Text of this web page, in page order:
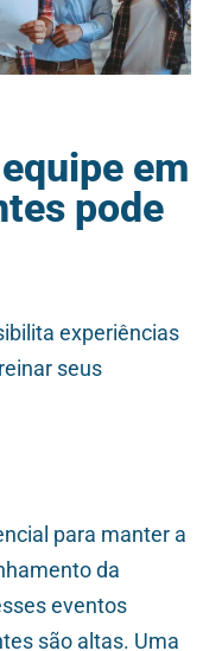
em
pode
experiências
seus
para manter a
da
eventos
são altas. Uma